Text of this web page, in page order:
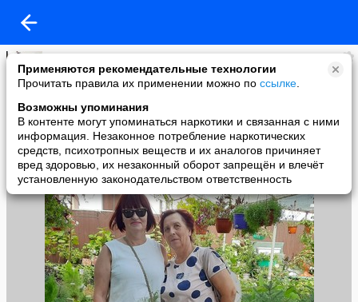
Применяются рекомендательные технологии
Прочитать правила их применении можно по ссылке
Возможны упоминания
В контенте могут упоминаться наркотики и связанная с ними
информация. Незаконное потребление наркотических
средств, психотропных веществ и их аналогов причиняет
вред здоровью, их незаконный оборот запрещён и влечёт
установленную законодательством ответственность
ольга придатко
added a photo
26 Aug в 12:50